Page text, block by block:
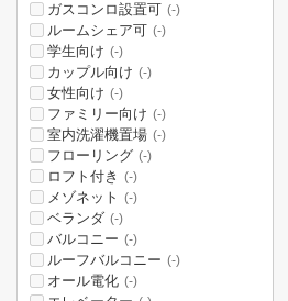
ガスコンロ設置可 (-)
ルームシェア可 (-)
学生向け (-)
カップル向け (-)
女性向け (-)
ファミリー向け (-)
室内洗濯機置場 (-)
フローリング (-)
ロフト付き (-)
メゾネット (-)
ベランダ (-)
バルコニー (-)
ルーフバルコニー (-)
オール電化 (-)